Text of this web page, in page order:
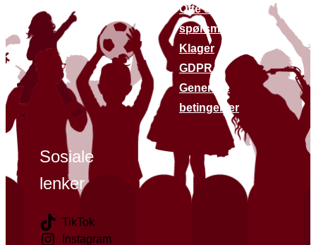
Ofte stilte
spørsmål
Klager
GDPR
Generelle
betingelser
Sosiale
lenker
TikTok
Instagram